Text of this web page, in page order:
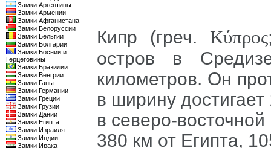
Замки Аргентины
Замки Армении
Замки Афганистана
Замки Белоруссии
Замки Бельгии
Замки Болгарии
Замки Боснии и
Герцеговины
Замки Бразилии
Замки Венгрии
Замки Ганы
Замки Германии
Замки Греции
Замки Грузии
Замки Дании
Замки Египта
Замки Израиля
Замки Индии
Замки Ирака
Кипр (греч. Κύπρος
остров в
километров. Он
в ширину
в северо-
380 км от Египта,